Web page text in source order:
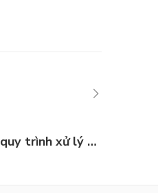
Chính sách về quy trình xử lý khiếu nại